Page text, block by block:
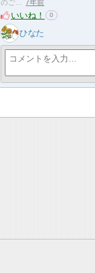
のご… 7年前
いいね！ 0
ひなた